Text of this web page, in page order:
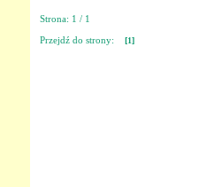
Strona: 1 / 1
Przejdź do strony:
[1]